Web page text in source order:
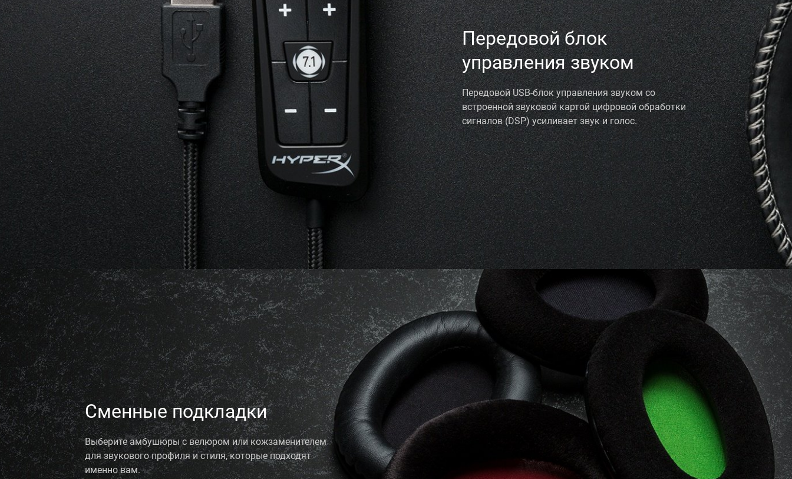
Передовой блок
управления звуком
Передовой USB-блок управления звуком со
встроенной звуковой картой цифровой обработки
сигналов (DSP) усиливает звук и голос.
Сменные подкладки
Выберите амбушюры с велюром или кожзаменителем
для звукового профиля и стиля, которые подходят
именно вам.